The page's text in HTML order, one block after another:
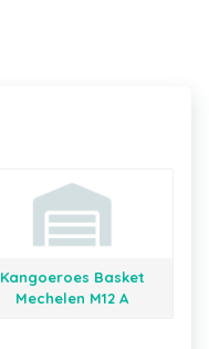
Kangoeroes Basket
Mechelen M12 A